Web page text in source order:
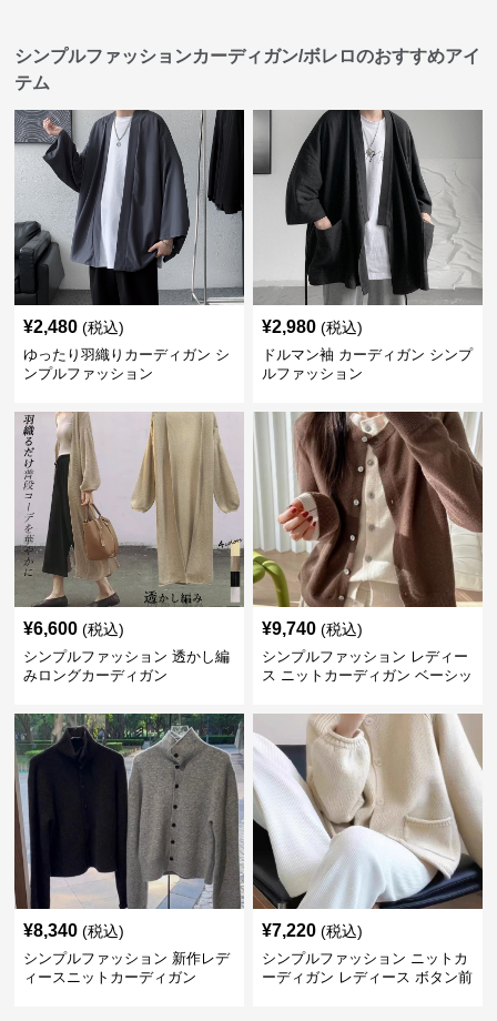
シンプルファッションカーディガン/ボレロのおすすめアイ
テム
¥2,480 (税込)
ゆったり羽織りカーディガン シ
ンプルファッション
¥2,980 (税込)
ドルマン袖 カーディガン シンプ
ルファッション
¥6,600 (税込)
シンプルファッション 透かし編
みロングカーディガン
¥9,740 (税込)
シンプルファッション レディー
ス ニットカーディガン ベーシッ
¥8,340 (税込)
シンプルファッション 新作レデ
ィースニットカーディガン
¥7,220 (税込)
シンプルファッション ニットカ
ーディガン レディース ボタン前